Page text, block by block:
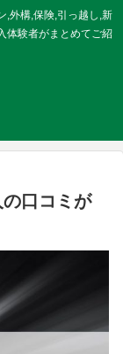
,外構,保険,引っ越し,新
体験者がまとめてご紹
口コミが